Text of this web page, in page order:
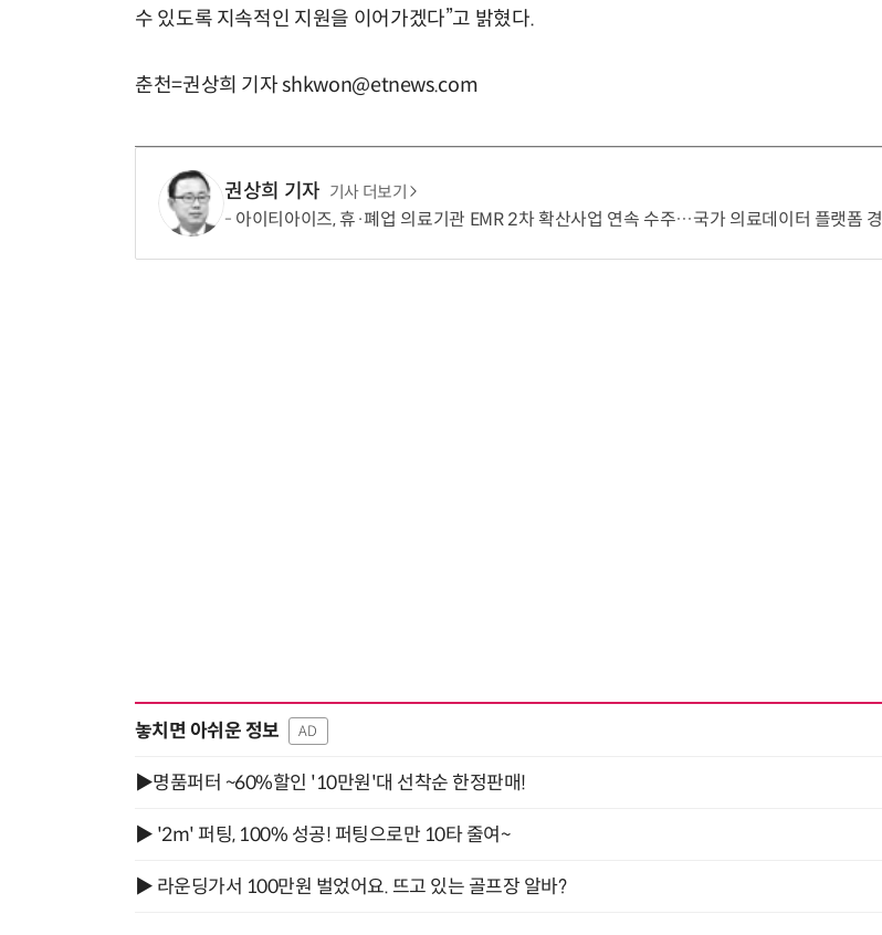
수 있도록 지속적인 지원을 이어가겠다”고 밝혔다.
춘천=권상희 기자 shkwon@etnews.com
권상희 기자 기사 더보기
아이티아이즈, 휴·폐업 의료기관 EMR 2차 확산사업 연속 수주…국가 의료데이터 플랫폼 경쟁력 강화
놓치면 아쉬운 정보 AD
▶명품퍼터 ~60%할인 '10만원'대 선착순 한정판매!
▶ '2m' 퍼팅, 100% 성공! 퍼팅으로만 10타 줄여~
▶ 라운딩가서 100만원 벌었어요. 뜨고 있는 골프장 알바?
“계속 쫓아왔다”…도망치던 우크라 민간인 공격한 러 자폭 드론